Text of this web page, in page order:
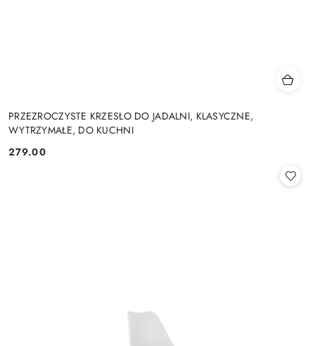
PRZEZROCZYSTE KRZESŁO DO JADALNI, KLASYCZNE,
WYTRZYMAŁE, DO KUCHNI
Cena:
279.00